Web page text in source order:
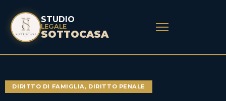
STUDIO
LEGALE
SOTTOCASA
DIRITTO DI FAMIGLIA, DIRITTO PENALE